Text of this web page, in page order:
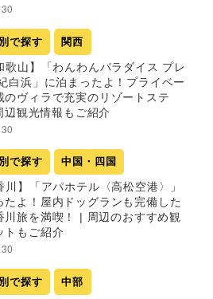
で探す 関西
歌山】「わんわんパラダイス プレ
白浜」に泊まったよ！プライベー
のヴィラで充実のリゾートステ
辺観光情報もご紹介
で探す 中国・四国
川】「アパホテル〈高松空港〉」
たよ！屋内ドッグランも完備した
川旅を満喫！ | 周辺のおすすめ観
トもご紹介
で探す 中部